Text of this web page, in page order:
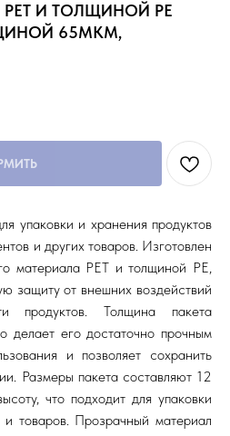
И ТОЛЩИНОЙ PE
65МКМ,
упаковки и хранения продуктов
и других товаров. Изготовлен
материала PET и толщиной PE,
защиту от внешних воздействий
продуктов. Толщина пакета
делает его достаточно прочным
и позволяет сохранить
Размеры пакета составляют 12
что подходит для упаковки
и товаров. Прозрачный материал